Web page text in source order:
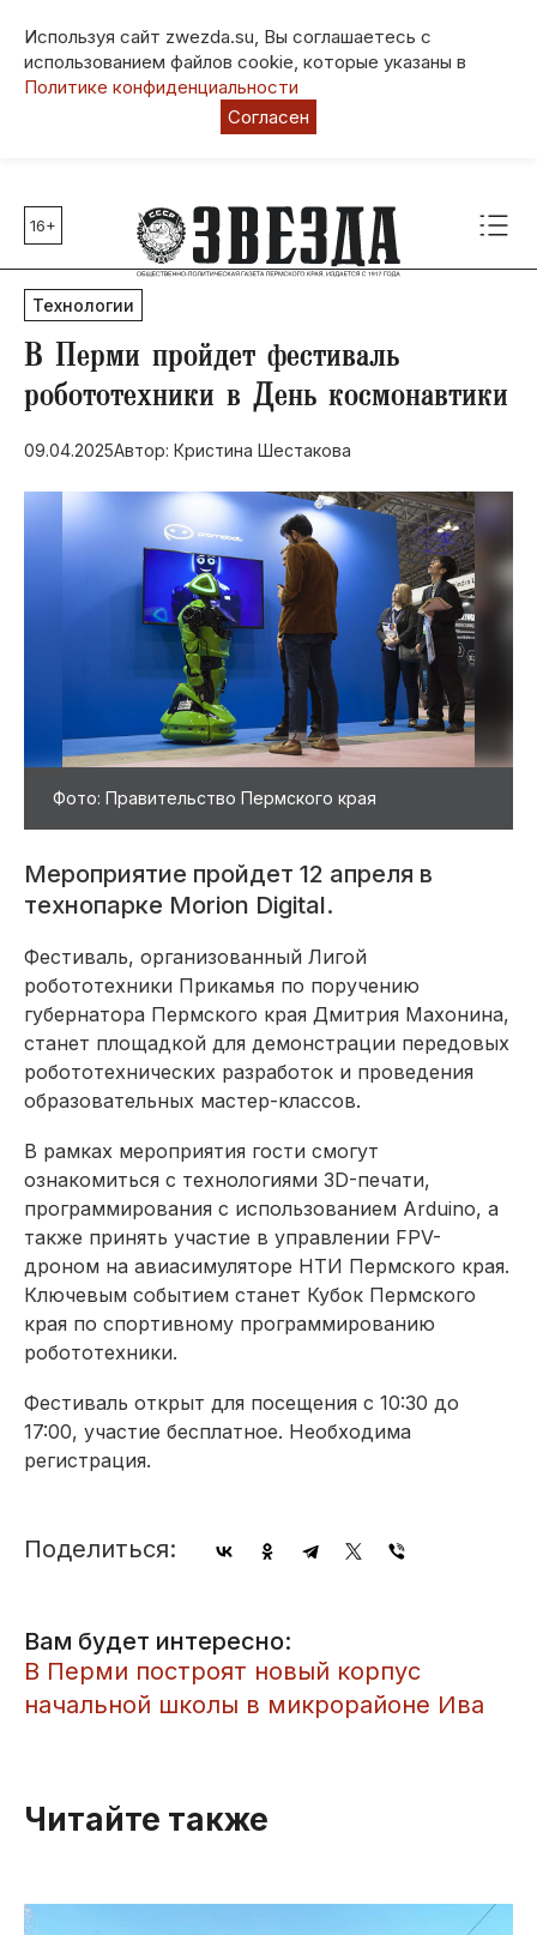
Используя сайт zwezda.su, Вы соглашаетесь с
использованием файлов cookie, которые указаны в
Политике конфиденциальности
Согласен
Главные темы
80 лет Победы
Молодежная столица РФ
СВО
Выборы в Пермском крае
Социальная поддержка
Инфраструктура
Благоустройство
16+
Технологии
​В Перми пройдет фестиваль
робототехники в День космонавтики
09.04.2025Автор: Кристина Шестакова
Фото: Правительство Пермского края
Мероприятие пройдет 12 апреля в
технопарке Morion Digital.
Фестиваль, организованный Лигой
робототехники Прикамья по поручению
губернатора Пермского края Дмитрия Махонина,
станет площадкой для демонстрации передовых
робототехнических разработок и проведения
образовательных мастер-классов.
В рамках мероприятия гости смогут
ознакомиться с технологиями 3D-печати,
программирования с использованием Arduino, а
также принять участие в управлении FPV-
дроном на авиасимуляторе НТИ Пермского края.
Ключевым событием станет Кубок Пермского
края по спортивному программированию
робототехники.
Фестиваль открыт для посещения с 10:30 до
17:00, участие бесплатное. Необходима
регистрация.
Поделиться:
Вам будет интересно:
​В Перми построят новый корпус
начальной школы в микрорайоне Ива
Читайте также